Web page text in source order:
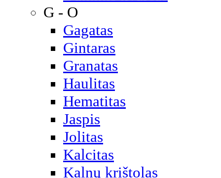
G - O
Gagatas
Gintaras
Granatas
Haulitas
Hematitas
Jaspis
Jolitas
Kalcitas
Kalnų krištolas